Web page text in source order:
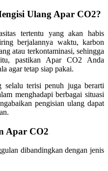
Ulang Apar CO2?
tertentu yang akan habis
berjalannya waktu, karbon
atau terkontaminasi, sehingga
pastikan Apar CO2 Anda
agar tetap siap pakai.
terisi penuh juga berarti
menghadapi berbagai situasi
pengisian ulang dapat
Apar CO2
dibandingkan dengan jenis